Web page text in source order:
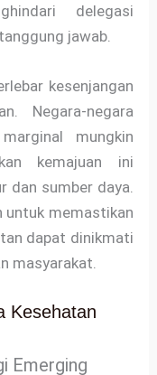
delegasi
jawab.
kesenjangan
Negara-negara
mungkin
kemajuan ini
dan sumber daya.
untuk memastikan
dapat dinikmati
masyarakat.
Kesehatan
Emerging